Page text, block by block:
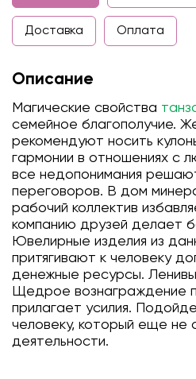
Доставка Оплата
Описание
Магические свойства
семейное благополучие.
рекомендуют носить
гармонии в отношениях с
все недопонимания
переговоров. В дом
рабочий коллектив
компанию друзей делает
Ювелирные изделия из
притягивают к человеку
денежные ресурсы.
Щедрое вознаграждение
прилагает усилия.
человеку, который еще не
деятельности.